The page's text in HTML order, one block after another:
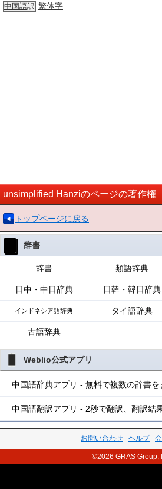
中国語訳 繁体字
unsimplified Hanziのページの著作権
トップページに戻る
辞書
辞書 類語辞典
日中・中日辞典 日韓・韓日辞典
インドネシア語辞典 タイ語辞典
古語辞典
Weblio公式アプリ
中国語辞典アプリ - 無料で複数の辞書
中国語翻訳アプリ - 2秒で翻訳、翻訳結
お問い合わせ ヘルプ
©2026 GRAS Group,